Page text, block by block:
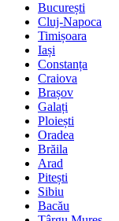
București
Cluj-Napoca
Timișoara
Iași
Constanța
Craiova
Brașov
Galați
Ploiești
Oradea
Brăila
Arad
Pitești
Sibiu
Bacău